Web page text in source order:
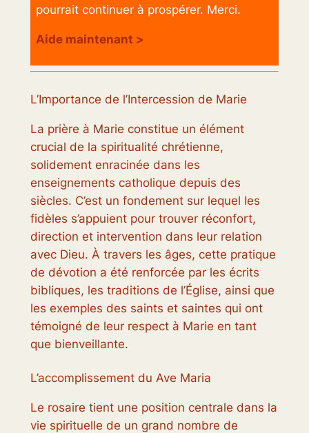
pourrait continuer à prospérer. Merci.
Aide maintenant >
L’Importance de l’Intercession de Marie
La prière à Marie constitue un élément
crucial de la spiritualité chrétienne,
solidement enracinée dans les
enseignements catholique depuis des
siècles. C’est un fondement sur lequel les
fidèles s’appuient pour trouver réconfort,
direction et intervention dans leur relation
avec Dieu. À travers les âges, cette pratique
de dévotion a été renforcée par les écrits
bibliques, les traditions de l’Église, ainsi que
les exemples des saints et saintes qui ont
témoigné de leur respect à Marie en tant
que bienveillante.
L’accomplissement du Ave Maria
Le rosaire tient une position centrale dans la
vie spirituelle de un grand nombre de